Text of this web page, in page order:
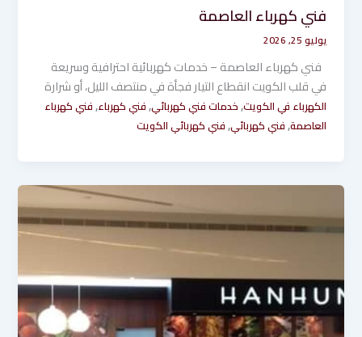
فني كهرباء العاصمة
يوليو 25, 2026
فني كهرباء العاصمة – خدمات كهربائية احترافية وسريعة
في قلب الكويت انقطاع التيار فجأة في منتصف الليل، أو شرارة
الكهرباء في الكويت,خدمات فني كهربائي,فني كهرباء,فني كهرباء
العاصمة,فني كهربائي,فني كهربائي الكويت